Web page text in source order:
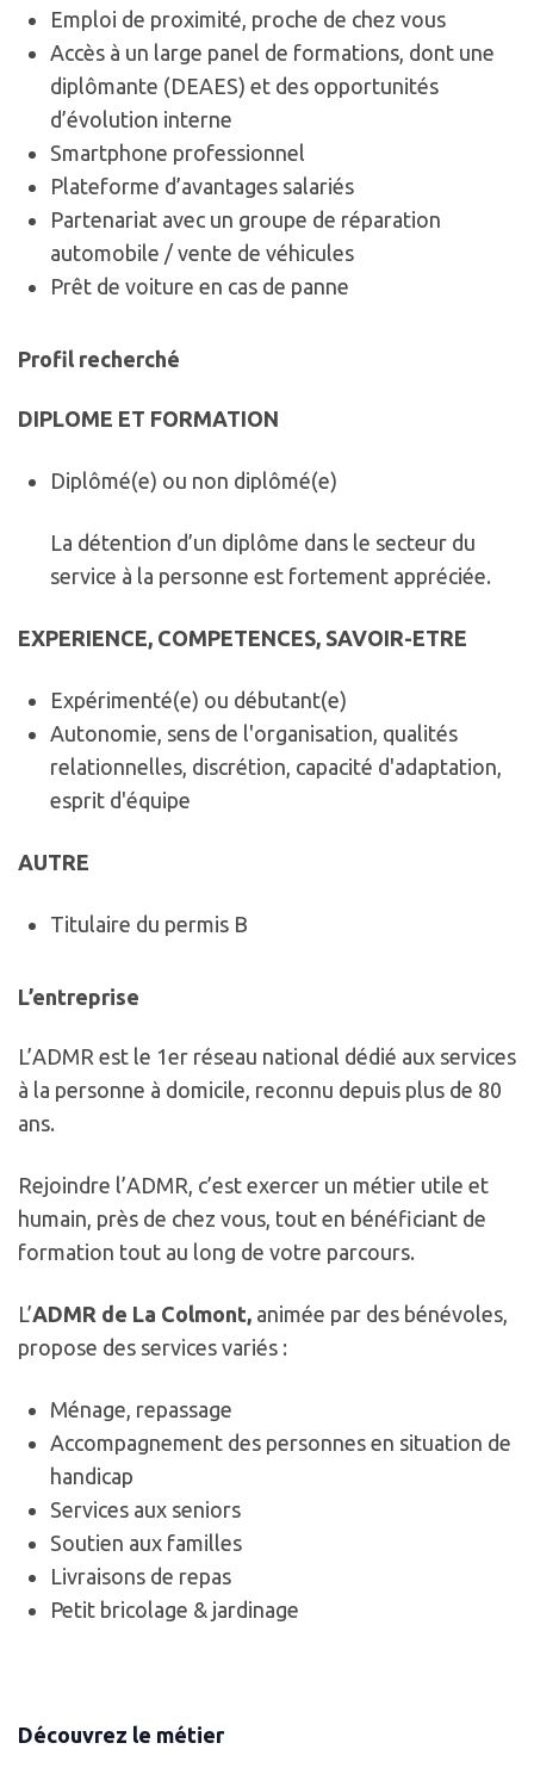
Emploi de proximité, proche de chez vous
Accès à un large panel de formations, dont une
diplômante (DEAES) et des opportunités
d’évolution interne
Smartphone professionnel
Plateforme d’avantages salariés
Partenariat avec un groupe de réparation
automobile / vente de véhicules
Prêt de voiture en cas de panne
Profil recherché
DIPLOME ET FORMATION
Diplômé(e) ou non diplômé(e)
La détention d’un diplôme dans le secteur du
service à la personne est fortement appréciée.
EXPERIENCE, COMPETENCES, SAVOIR-ETRE
Expérimenté(e) ou débutant(e)
Autonomie, sens de l'organisation, qualités
relationnelles, discrétion, capacité d'adaptation,
esprit d'équipe
AUTRE
Titulaire du permis B
L’entreprise
L’ADMR est le 1er réseau national dédié aux services
à la personne à domicile, reconnu depuis plus de 80
ans.
Rejoindre l’ADMR, c’est exercer un métier utile et
humain, près de chez vous, tout en bénéficiant de
formation tout au long de votre parcours.
L’ADMR de La Colmont, animée par des bénévoles,
propose des services variés :
Ménage, repassage
Accompagnement des personnes en situation de
handicap
Services aux seniors
Soutien aux familles
Livraisons de repas
Petit bricolage & jardinage
Découvrez le métier